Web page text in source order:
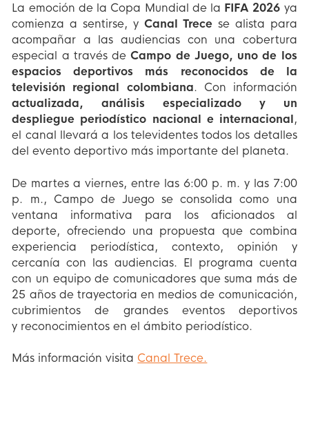
La emoción de la Copa Mundial de la FIFA 2026 ya
comienza a sentirse, y Canal Trece se alista para
acompañar a las audiencias con una cobertura
especial a través deCampo de Juego, uno de los
espacios deportivos más reconocidos de la
televisión regional colombiana. Con información
actualizada, análisis especializado y un
despliegue periodístico nacional e internacional,
el canal llevará a los televidentes todos los detalles
del evento deportivo más importante del planeta.
De martes a viernes, entre las 6:00 p. m. y las 7:00
p. m., Campo de Juego se consolida como una
ventana informativa para los aficionados al
deporte, ofreciendo una propuesta que combina
experiencia periodística, contexto, opinión y
cercanía con las audiencias. El programa cuenta
con un equipo de comunicadores que suma más de
25 años de trayectoria en medios de comunicación,
cubrimientos de grandes eventos deportivos
y reconocimientos en el ámbito periodístico.
Más información visita Canal Trece.